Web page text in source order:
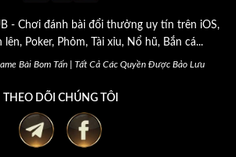
- Chơi đánh bài đổi thưởng uy tín trên iOS,
lên, Poker, Phỏm, Tài xỉu, Nổ hũ, Bắn cá...
Bài Bom Tấn | Tất Cả Các Quyền Được Bảo Lưu
THEO DÕI CHÚNG TÔI